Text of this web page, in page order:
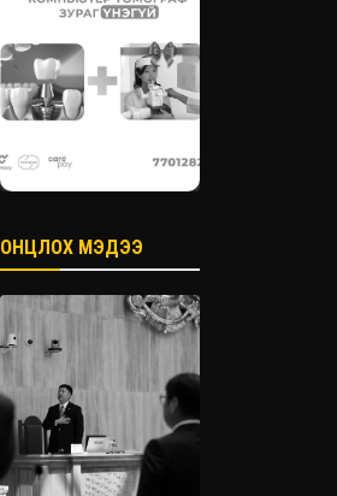
ОНЦЛОХ МЭДЭЭ